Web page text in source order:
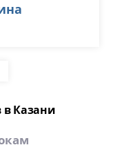
в Казани